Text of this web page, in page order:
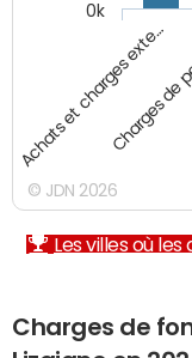
Achats et charges exte…
Charges
0k
© JDN 2026
Les villes où
Charges de